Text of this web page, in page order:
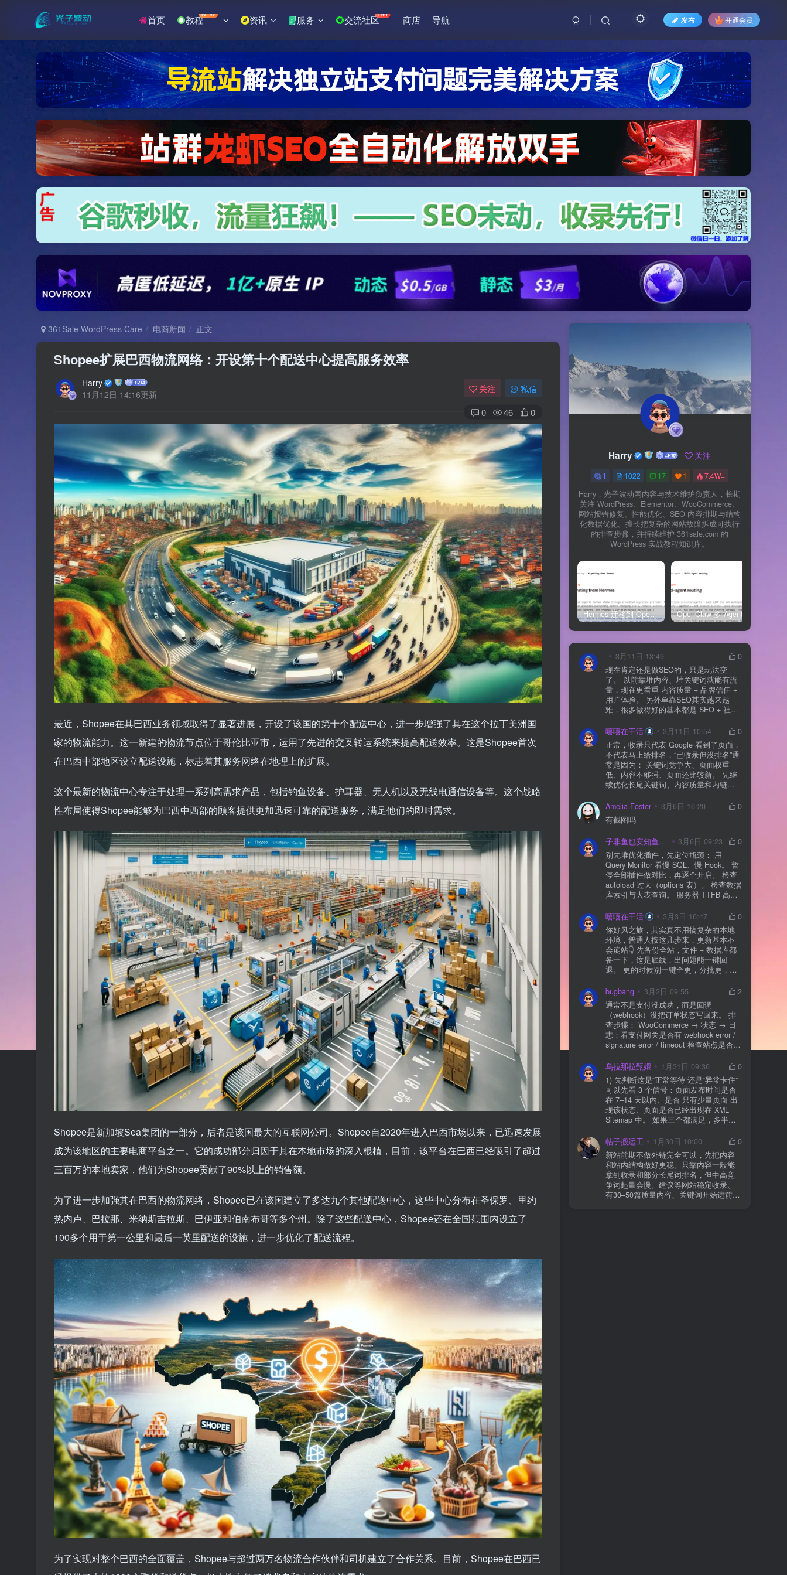
首页 教程NEW 资讯 服务 交流社区+99 商店 导航 发布 开通会员
361Sale WordPress Care 电商新闻 正文
Shopee扩展巴西物流网络：开设第十个配送中心提高服务效率
Harry
11月12日 14:16更新
关注 私信
0 46 0
最近，Shopee在其巴西业务领域取得了显著进展，开设了该国的第十个配送中心，进一步增强了其在这个拉丁美洲国
家的物流能力。这一新建的物流节点位于哥伦比亚市，运用了先进的交叉转运系统来提高配送效率。这是Shopee首次
在巴西中部地区设立配送设施，标志着其服务网络在地理上的扩展。
这个最新的物流中心专注于处理一系列高需求产品，包括钓鱼设备、护耳器、无人机以及无线电通信设备等。这个战略
性布局使得Shopee能够为巴西中西部的顾客提供更加迅速可靠的配送服务，满足他们的即时需求。
Shopee是新加坡Sea集团的一部分，后者是该国最大的互联网公司。Shopee自2020年进入巴西市场以来，已迅速发展
成为该地区的主要电商平台之一。它的成功部分归因于其在本地市场的深入根植，目前，该平台在巴西已经吸引了超过
三百万的本地卖家，他们为Shopee贡献了90%以上的销售额。
为了进一步加强其在巴西的物流网络，Shopee已在该国建立了多达九个其他配送中心，这些中心分布在圣保罗、里约
热内卢、巴拉那、米纳斯吉拉斯、巴伊亚和伯南布哥等多个州。除了这些配送中心，Shopee还在全国范围内设立了
100多个用于第一公里和最后一英里配送的设施，进一步优化了配送流程。
为了实现对整个巴西的全面覆盖，Shopee与超过两万名物流合作伙伴和司机建立了合作关系。目前，Shopee在巴西已
Harry 关注
1 1022 17 1 7.4W+
Harry，光子波动网内容与技术维护负责人，长期
关注 WordPress、Elementor、WooCommerce、
网站报错修复、性能优化、SEO 内容排期与结构
化数据优化。擅长把复杂的网站故障拆成可执行
的排查步骤，并持续维护 361sale.com 的
WordPress 实战教程知识库。
Hermes 迁移到 OpenClaw 上线清单：频道、定时任务、权限和回滚一次检查
3月11日 13:49
0
现在肯定还是做SEO的，只是玩法变
了。 以前靠堆内容、堆关键词就能有流
量，现在更看重 内容质量 + 品牌信任 +
用户体验。 另外单靠SEO其实越来越
难，很多做得好的基本都是 SEO + 社媒
质还是一个长期获客渠道，但不能再当
成唯一渠道了。
嘻嘻在干活 3月11日 10:54
0
正常，收录只代表 Google 看到了页面，
不代表马上给排名，“已收录但没排名”通
常是因为： 关键词竞争大、页面权重
低、内容不够强、页面还比较新。 先继
续优化长尾关键词、内容质量和内链，
Amelia Foster
3月6日 16:20
0
有截图吗
子非鱼也安知鱼之乐 3月6日 09:23
0
别先堆优化插件，先定位瓶颈： 用
Query Monitor 看慢 SQL、慢 Hook。 暂
停全部插件做对比，再逐个开启。 检查
autoload 过大（options 表）。 检查数据
库索引与大表查询。 服务器 TTFB 高就
嘻嘻在干活
3月3日 16:47
0
你好风之旅，其实真不用搞复杂的本地
环境，普通人按这几步来，更新基本不
会崩站👇 先备份全站，文件 + 数据库都
备一下，这是底线，出问题能一键回
退。 更的时候别一键全更，分批更，先
立刻清缓存，去前台检查首页、文章
页、按钮、表单这些关键位置。 最好再
装个支持版本回滚的插件，万一崩了，
一秒切回旧版。 总结来说：先备份、分
批更、更完查、留退路，稳得很✅😎希望
能帮到你
bugbang 3月2日 09:55
2
通常不是支付没成功，而是回调
（webhook）没把订单状态写回来。 排
查步骤： WooCommerce → 状态 → 日
志：看支付网关是否有 webhook error /
signature error / timeout 检查站点是否被
全插件） 检查是否启用了“缓存结账页/接
口路径”（结账页和回调接口不应缓存）
看服务器错误日志是否有 500/致命错误
导致回调执行中断 解决方案： 放行 wp-
json、wc-api、支付网关回调 URL（按网
关文档配置） 关闭结账页的缓存与 JS
合并压缩测试一次 若使用 Cloudflare：
则
乌拉那拉甄嬛 1月31日 09:36
0
1) 先判断这是“正常等待”还是“异常卡住”
可以先看 3 个信号：页面发布时间是否
在 7–14 天以内、是否 只有少量页面 出
现该状态、页面是否已经出现在 XML
Sitemap 中。 如果三个都满足，多半属
手。 2) 什么情况下“等”是没用的？ 以下
情况基本不会靠时间自动解决：页面几
乎没有内链（孤立页）、内容与站内已
有页面高度相似、canonical 指向了别的
URL、同一主题短时间发布太多相似文
章。 这种情况下，Google 已经抓取，但
判断“当前不值得进入索引”。 3) 最有效
帖子搬运工 1月30日 10:00
0
新站前期不做外链完全可以，先把内容
和站内结构做好更稳。只靠内容一般能
拿到收录和部分长尾词排名，但中高竞
争词起量会慢。建议等网站稳定收录、
有30–50篇质量内容、关键词开始进前